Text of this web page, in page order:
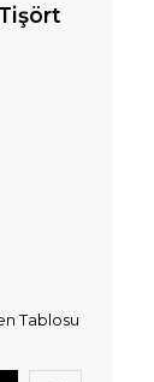
Tablosu